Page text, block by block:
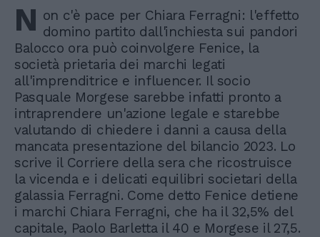
N on c'è pace per Chiara Ferragni: l'effetto
domino partito dall'inchiesta sui pandori
Balocco ora può coinvolgere Fenice, la
società prietaria dei marchi legati
all'imprenditrice e influencer. Il socio
Pasquale Morgese sarebbe infatti pronto a
intraprendere un'azione legale e starebbe
valutando di chiedere i danni a causa della
mancata presentazione del bilancio 2023. Lo
scrive il Corriere della sera che ricostruisce
la vicenda e i delicati equilibri societari della
galassia Ferragni. Come detto Fenice detiene
i marchi Chiara Ferragni, che ha il 32,5% del
capitale, Paolo Barletta il 40 e Morgese il 27,5.